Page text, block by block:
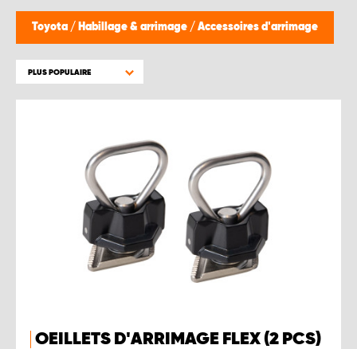
Toyota / Habillage & arrimage / Accessoires d'arrimage
PLUS POPULAIRE
OEILLETS D'ARRIMAGE FLEX (2 PCS)